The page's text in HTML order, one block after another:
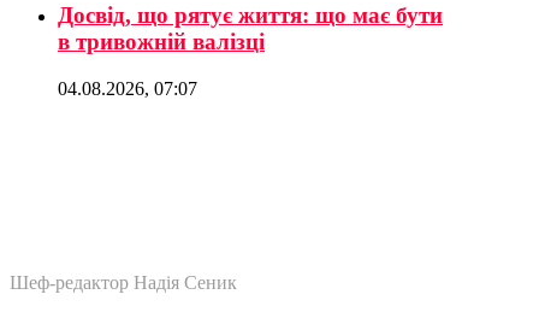
Досвід, що рятує життя: що має бути
в тривожній валізці
04.08.2026, 07:07
Шеф-редактор Надія Сеник